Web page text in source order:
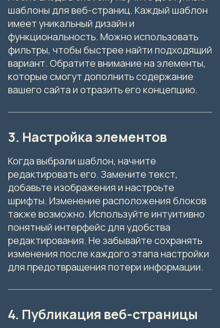
шаблоны для веб-страниц. Каждый шаблон
имеет уникальный дизайн и
функциональность. Можно использовать
фильтры, чтобы быстрее найти подходящий
вариант. Обратите внимание на элементы,
которые смогут дополнить содержание
вашего сайта и отразить его концепцию.
3. Настройка элементов
Когда выбрали шаблон, начните
редактировать его. Замените текст,
добавьте изображения и настроьте
шрифты. Изменение расположения блоков
также возможно. Используйте интуитивно
понятный интерфейс для удобства
редактирования. Не забывайте сохранять
изменения после каждого этапа настройки
для предотвращения потери информации.
4. Публикация веб-страницы